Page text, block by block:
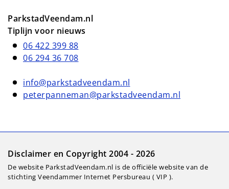
ParkstadVeendam.nl
Tiplijn voor nieuws
06 422 399 88
06 294 36 708
info@parkstadveendam.nl
peterpanneman@parkstadveendam.nl
Disclaimer en Copyright 2004 - 2026
De website ParkstadVeendam.nl is de officiële website van de
stichting Veendammer Internet Persbureau ( VIP ).